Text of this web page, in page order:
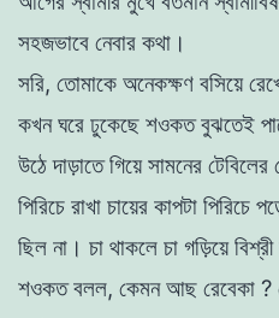
সহজভাবে নেবার কথা ।
সরি, তােমাকে অনেকক্ষণ বসিয়ে
কখনঘরে ঢুকেছে শওকতবুঝতেই
উঠেদাড়াতেগিয়েসামনের টেবিলের
পিরিচে রাখা চায়ের কাপটা পিরিচে
ছিল না । চা থাকলে চা গড়িয়েবিশ্রী
শওকতবলল, কেমনআছ রেবেকা ?